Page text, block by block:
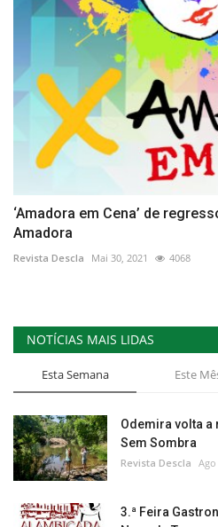
‘Amadora em Cena’ de
Amadora
Revista Descla Mai 30, 2021 4068
NOTÍCIAS MAIS LIDAS
Esta Semana Este
Odemira volta a
Sem Sombra
Revista Descla Ago
3.ª Feira